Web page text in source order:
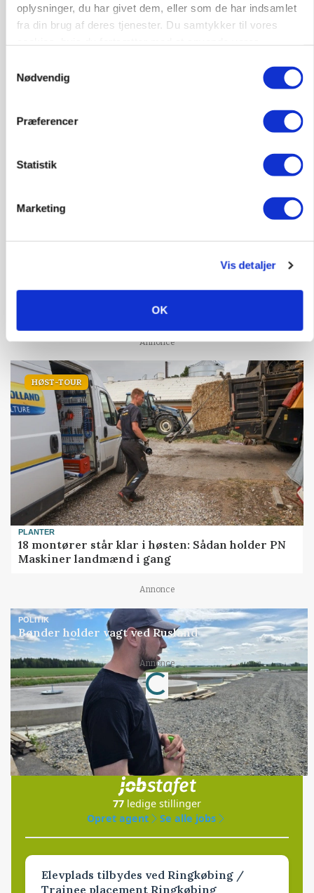
oplysninger, du har givet dem, eller som de har indsamlet
fra din brug af deres tjenester. Du samtykker til vores
Nødvendig
Præferencer
Statistik
Marketing
Vis detaljer
OK
Se flere nyheder her
Forserie til selvkørende skårlægger afprøves i år
Annonce
HØST-TOUR
PLANTER
18 montører står klar i høsten: Sådan holder PN
Maskiner landmænd i gang
Annonce
POLITIK
Bønder holder vagt ved Rusland
Annonce
Loading...
Jobs
i samarbejde med
77 ledige stillinger
Opret agent
Se alle jobs
Elevplads tilbydes ved Ringkøbing /
Trainee placement Ringkøbing